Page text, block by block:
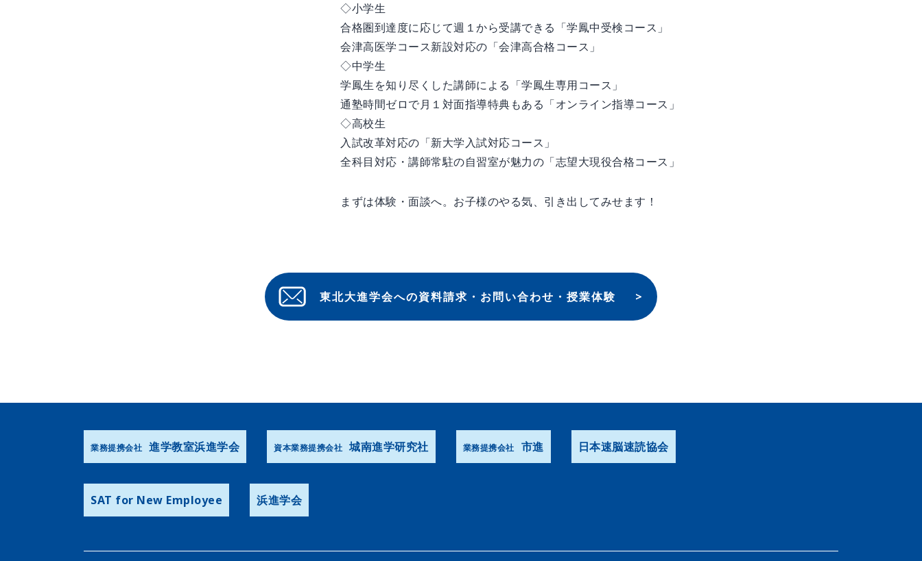
◇小学生
合格圏到達度に応じて週１から受講できる「学鳳中受検コース」
会津高医学コース新設対応の「会津高合格コース」
◇中学生
学鳳生を知り尽くした講師による「学鳳生専用コース」
通塾時間ゼロで月１対面指導特典もある「オンライン指導コース」
◇高校生
入試改革対応の「新大学入試対応コース」
全科目対応・講師常駐の自習室が魅力の「志望大現役合格コース」
まずは体験・面談へ。お子様のやる気、引き出してみせます！
東北大進学会への資料請求・お問い合わせ・授業体験
業務提携会社 進学教室浜進学会 資本業務提携会社 城南進学研究社 業務提携会社 市進 日本速脳速読協会
SAT for New Employee 浜進学会